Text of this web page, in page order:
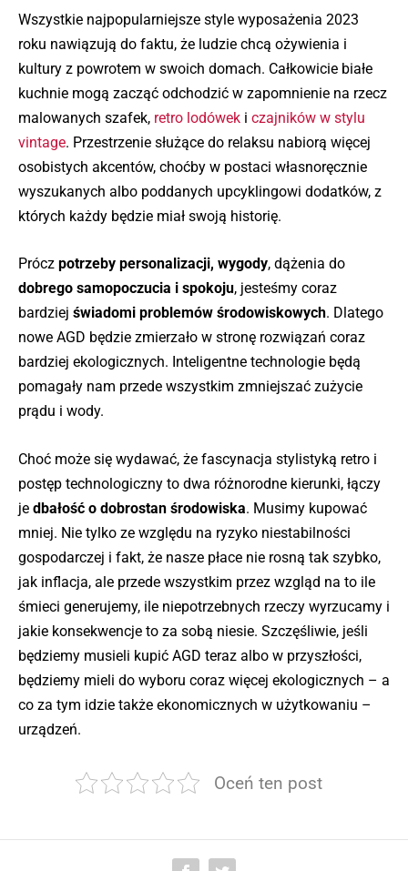
Wszystkie najpopularniejsze style wyposażenia 2023
roku nawiązują do faktu, że ludzie chcą ożywienia i
kultury z powrotem w swoich domach. Całkowicie białe
kuchnie mogą zacząć odchodzić w zapomnienie na rzecz
malowanych szafek, retro lodówek i czajników w stylu
vintage. Przestrzenie służące do relaksu nabiorą więcej
osobistych akcentów, choćby w postaci własnoręcznie
wyszukanych albo poddanych upcyklingowi dodatków, z
których każdy będzie miał swoją historię.
Prócz potrzeby personalizacji, wygody, dążenia do
dobrego samopoczucia i spokoju, jesteśmy coraz
bardziej świadomi problemów środowiskowych. Dlatego
nowe AGD będzie zmierzało w stronę rozwiązań coraz
bardziej ekologicznych. Inteligentne technologie będą
pomagały nam przede wszystkim zmniejszać zużycie
prądu i wody.
Choć może się wydawać, że fascynacja stylistyką retro i
postęp technologiczny to dwa różnorodne kierunki, łączy
je dbałość o dobrostan środowiska. Musimy kupować
mniej. Nie tylko ze względu na ryzyko niestabilności
gospodarczej i fakt, że nasze płace nie rosną tak szybko,
jak inflacja, ale przede wszystkim przez wzgląd na to ile
śmieci generujemy, ile niepotrzebnych rzeczy wyrzucamy i
jakie konsekwencje to za sobą niesie. Szczęśliwie, jeśli
będziemy musieli kupić AGD teraz albo w przyszłości,
będziemy mieli do wyboru coraz więcej ekologicznych – a
co za tym idzie także ekonomicznych w użytkowaniu –
urządzeń.
Oceń ten post